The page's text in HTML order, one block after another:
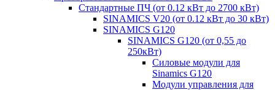
Стандартные ПЧ (от 0.12 кВт до 2700 кВт)
SINAMICS V20 (от 0.12 кВт до 30 кВт)
SINAMICS G120
SINAMICS G120 (от 0,55 до
250кВт)
Силовые модули для
Sinamics G120
Модули управления для